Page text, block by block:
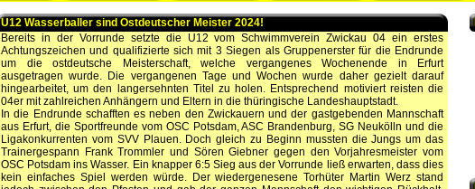
U12 Wasserballer sind Ostdeutscher Meister 2024!
Bereits in der Vorrunde setzte die U12 vom Schwimmverein Zwickau 04 ein erstes
Achtungszeichen und qualifizierte sich mit 3 Siegen als Gruppenerster für die Endrunde
um die ostdeutsche Meisterschaft, welche vergangenes Wochenende in Erfurt
ausgetragen wurde. Die vergangenen Tage und Wochen wurde daher gezielt darauf
hingearbeitet, um den langersehnten Titel zu holen. Entsprechend motiviert reisten die
04er mit zahlreichen Anhängern und Eltern in die thüringische Landeshauptstadt.
In die Endrunde schafften es neben den Zwickauern und der gastgebenden Mannschaft
aus Erfurt, die Sportfreunde vom OSC Potsdam, ASC Brandenburg, SG Neukölln und die
Ligakonkurrenten vom SVV Plauen. Doch gleich zu Beginn mussten die Jungs um das
Trainergespann Frank Trommler und Sören Giebner gegen den Vorjahresmeister vom
OSC Potsdam ins Wasser. Ein knapper 6:5 Sieg aus der Vorrunde ließ erwarten, dass dies
kein einfaches Spiel werden würde. Der wiedergenesene Torhüter Martin Werz stand